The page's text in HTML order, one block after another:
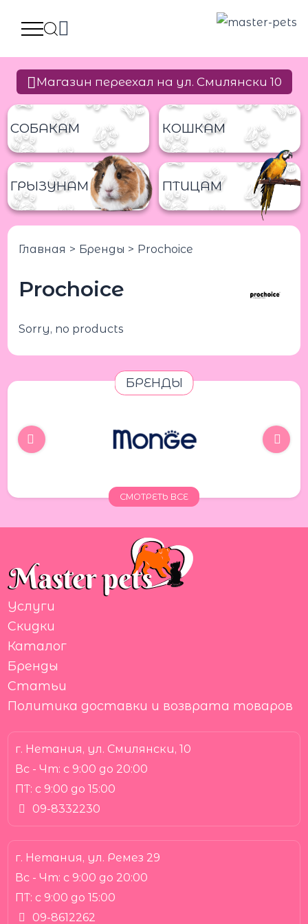
Магазин переехал на ул. Смилянски 10
СОБАКАМ КОШКАМ
ГРЫЗУНАМ ПТИЦАМ
Главная Бренды Prochoice
Prochoice
Sorry, no products
БРЕНДЫ
СМОТРЕТЬ ВСЕ
г. Нетания, ул. Смилянски, 10
Вс - Чт: с 9:00 до 20:00
ПТ: с 9:00 до 15:00
09-8332230
г. Нетания, ул. Ремез 29
Вс - Чт: с 9:00 до 20:00
ПТ: с 9:00 до 15:00
09-8612262
Услуги
Скидки
Каталог
Бренды
Статьи
Политика доставки и возврата товаров